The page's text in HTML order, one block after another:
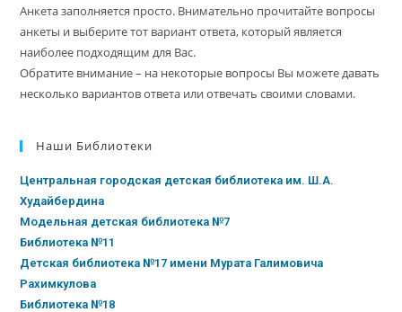
Анкета заполняется просто. Внимательно прочитайте вопросы
анкеты и выберите тот вариант ответа, который является
наиболее подходящим для Вас.
Обратите внимание – на некоторые вопросы Вы можете давать
несколько вариантов ответа или отвечать своими словами.
Наши Библиотеки
Центральная городская детская библиотека им. Ш.А.
Худайбердина
Модельная детская библиотека №7
Библиотека №11
Детская библиотека №17 имени Мурата Галимовича
Рахимкулова
Библиотека №18